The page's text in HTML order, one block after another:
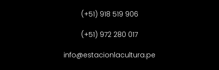
(+51) 918 519 906
(+51) 972 280 017
info@estacionlacultura.pe